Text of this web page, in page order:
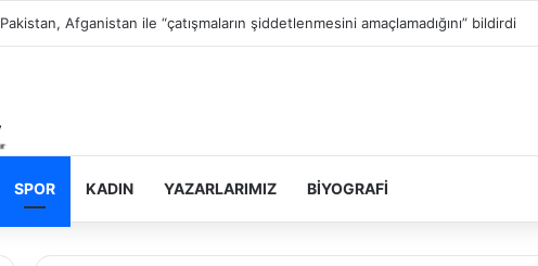
Filistin topraklarını gasbeden İsrailliler, Batı Şeria’da 3 kasabaya saldırdı
SPOR KADIN YAZARLARIMIZ BIYOGRAFI